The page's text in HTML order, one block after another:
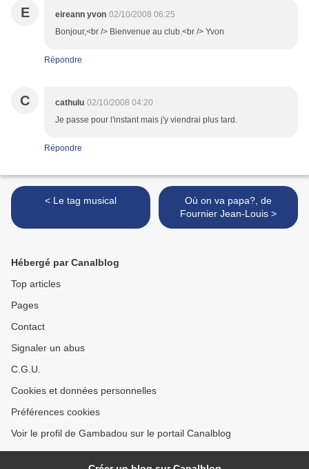
E eireann yvon 02/10/2008 06:25
Bonjour,<br /> Bienvenue au club.<br /> Yvon
Répondre
C cathulu 02/10/2008 04:20
Je passe pour l'instant mais j'y viendrai plus tard.
Répondre
< Le tag musical
Où on va papa?, de
Fournier Jean-Louis >
Hébergé par Canalblog
Top articles
Pages
Contact
Signaler un abus
C.G.U.
Cookies et données personnelles
Préférences cookies
Voir le profil de Gambadou sur le portail Canalblog